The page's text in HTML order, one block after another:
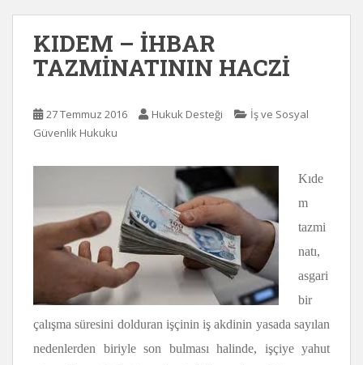
KIDEM – İHBAR
TAZMİNATININ HACZİ
27 Temmuz 2016 Hukuk Desteği
İş ve Sosyal
Güvenlik Hukuku
Kıde
m
tazmi
natı,
asgari
bir
çalışma süresini dolduran işçinin iş akdinin yasada sayılan
nedenlerden biriyle son bulması halinde, işçiye yahut